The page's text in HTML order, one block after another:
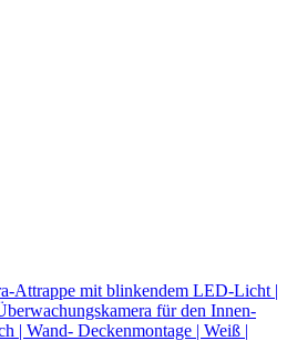
Attrappe mit blinkendem LED-Licht |
für den Innen-
| Wand- Deckenmontage | Weiß |